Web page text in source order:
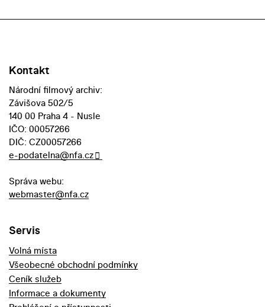
Kontakt
Národní filmový archiv:
Závišova 502/5
140 00 Praha 4 - Nusle
IČO: 00057266
DIČ: CZ00057266
e-podatelna@nfa.cz
Správa webu:
webmaster@nfa.cz
Servis
Volná místa
Všeobecné obchodní podmínky
Ceník služeb
Informace a dokumenty